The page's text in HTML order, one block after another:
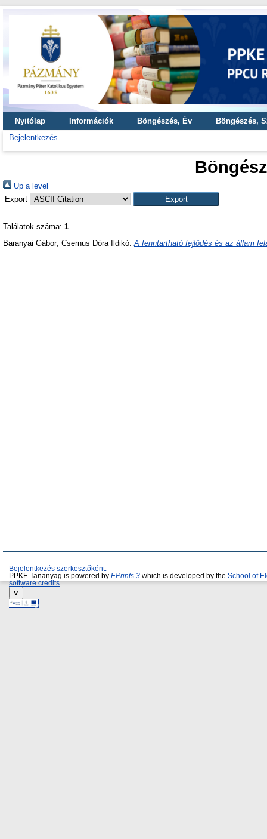
Nyitólap Információk Böngészés, Év
Böngészés,
Bejelentkezés
Up a level
Export
Találatok száma: 1.
Baranyai Gábor; Csernus Dóra Ildikó: A fenntartható fejlődés és az állam
Bejelentkezés szerkesztőként.
PPKE Tananyag is powered by EPrints 3 which is developed by the School of
software credits.
˅